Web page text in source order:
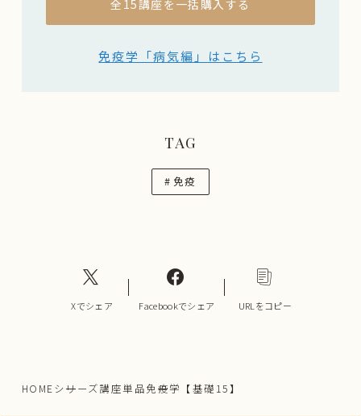
全15講座を一括購入する
免疫学「病気編」はこちら
TAG
# 免疫
Xでシェア Facebookでシェア URLをコピー
HOMEシリーズ講座単品免疫学【基礎15】